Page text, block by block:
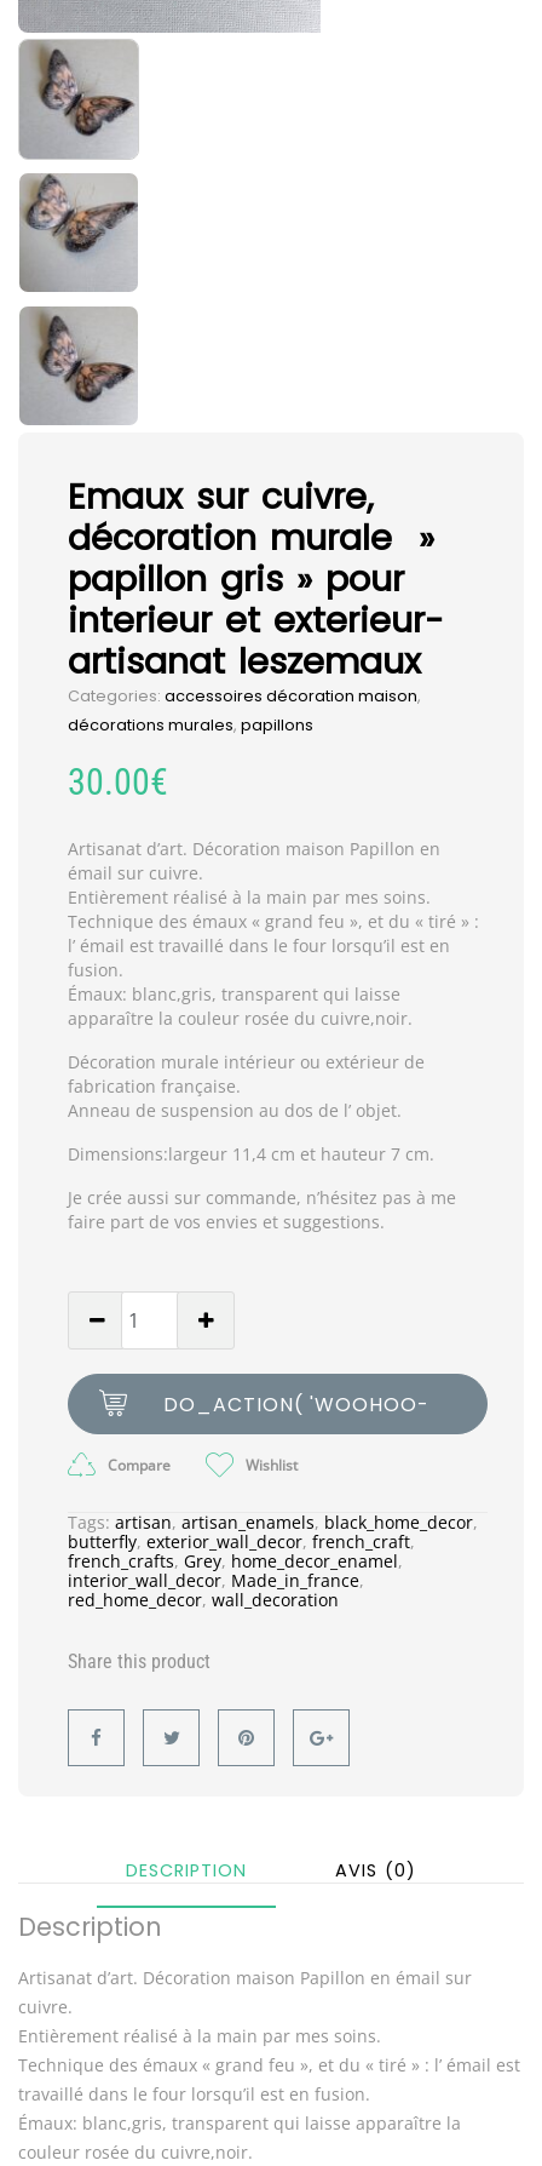
Emaux sur cuivre,
décoration murale »
papillon gris » pour
interieur et exterieur-
artisanat leszemaux
Categories: accessoires décoration maison,
décorations murales, papillons
30.00€
Artisanat d’art. Décoration maison Papillon en
émail sur cuivre.
Entièrement réalisé à la main par mes soins.
Technique des émaux « grand feu », et du « tiré » :
l’ émail est travaillé dans le four lorsqu’il est en
fusion.
Émaux: blanc,gris, transparent qui laisse
apparaître la couleur rosée du cuivre,noir.
Décoration murale intérieur ou extérieur de
fabrication française.
Anneau de suspension au dos de l’ objet.
Dimensions:largeur 11,4 cm et hauteur 7 cm.
Je crée aussi sur commande, n’hésitez pas à me
faire part de vos envies et suggestions.
DO_ACTION( 'WOOHOO-
CART-ICON' );
Compare Wishlist
Tags: artisan, artisan_enamels, black_home_decor,
butterfly, exterior_wall_decor, french_craft,
french_crafts, Grey, home_decor_enamel,
interior_wall_decor, Made_in_france,
red_home_decor, wall_decoration
Share this product
DESCRIPTION AVIS (0)
Description
Artisanat d’art. Décoration maison Papillon en émail sur
cuivre.
Entièrement réalisé à la main par mes soins.
Technique des émaux « grand feu », et du « tiré » : l’ émail est
travaillé dans le four lorsqu’il est en fusion.
Émaux: blanc,gris, transparent qui laisse apparaître la
couleur rosée du cuivre,noir.